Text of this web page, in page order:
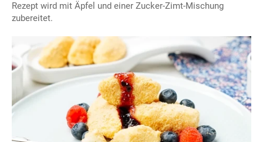
Rezept wird mit Äpfel und einer Zucker-Zimt-Mischung
zubereitet.